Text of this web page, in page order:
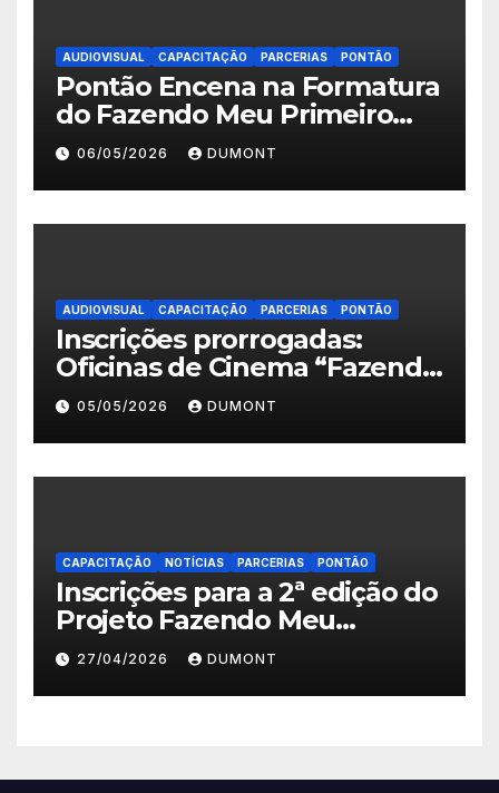
AUDIOVISUAL CAPACITAÇÃO PARCERIAS PONTÃO
Pontão Encena na Formatura
do Fazendo Meu Primeiro
Filme no Degase Belford
Roxo e reforça as inscrições
abertas em Nova Iguaçu
06/05/2026 DUMONT
AUDIOVISUAL CAPACITAÇÃO PARCERIAS PONTÃO
Inscrições prorrogadas:
Oficinas de Cinema “Fazendo
Meu Primeiro Filme” em
Nova Iguaçu seguem abertas
até 11 de maio
05/05/2026 DUMONT
CAPACITAÇÃO NOTÍCIAS PARCERIAS PONTÃO
Inscrições para a 2ª edição do
Projeto Fazendo Meu
Primeiro Filme em Nova
Iguaçu
27/04/2026 DUMONT